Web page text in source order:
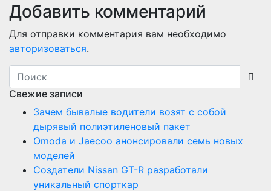
Добавить комментарий
Для отправки комментария вам необходимо
авторизоваться.
Свежие записи
Зачем бывалые водители возят с собой
дырявый полиэтиленовый пакет
Оmoda и Jaecoo анонсировали семь новых
моделей
Создатели Nissan GT-R разработали
уникальный спорткар